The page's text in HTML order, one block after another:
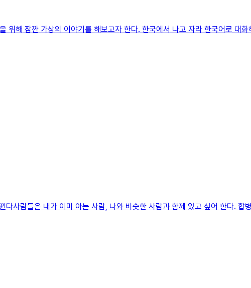
해 잠깐 가상의 이야기를 해보고자 한다. 한국에서 나고 자라 한국어로 대
사람들은 내가 이미 아는 사람, 나와 비슷한 사람과 함께 있고 싶어 한다. 합